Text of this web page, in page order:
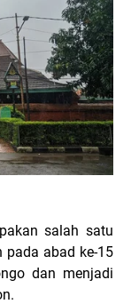
salah satu
pada abad ke-15
dan menjadi